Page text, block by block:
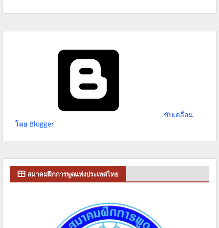
ขับเคลื่อน
โดย Blogger
สมาคมฝึกการพูดแห่งประเทศไทย